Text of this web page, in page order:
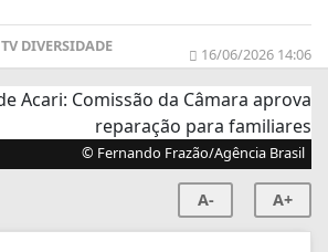
TV DIVERSIDADE 16/06/2026 14:06
© Fernando Frazão/Agência Brasil
A- A+